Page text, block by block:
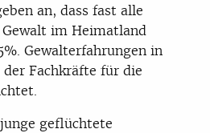
an, dass fast alle
im Heimatland
Gewalterfahrungen in
Fachkräfte für die
geflüchtete